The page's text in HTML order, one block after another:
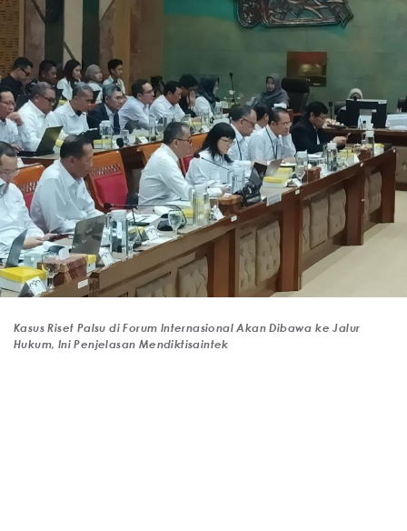
Kasus Riset Palsu di Forum Internasional Akan Dibawa ke Jalur
Hukum, Ini Penjelasan Mendiktisaintek